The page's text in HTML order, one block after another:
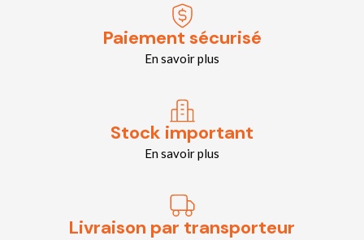
Paiement sécurisé
En savoir plus
Stock important
En savoir plus
Livraison par transporteur